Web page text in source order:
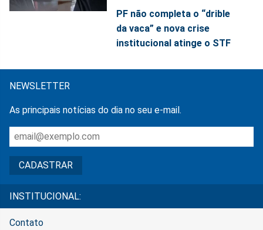
PF não completa o “drible
da vaca” e nova crise
institucional atinge o STF
NEWSLETTER
As principais notícias do dia no seu e-mail.
INSTITUCIONAL:
Contato